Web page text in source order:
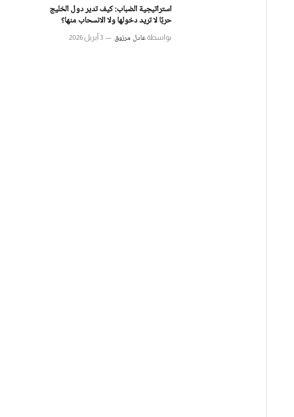
استراتيجية الضباب: كيف تدير دول الخليج
حربًا لا تريد دخولها ولا الانسحاب منها؟
بواسطة عادل مرزوق 3 أبريل 2026